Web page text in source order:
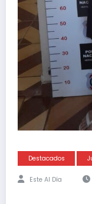
Destacados
Este Al Día